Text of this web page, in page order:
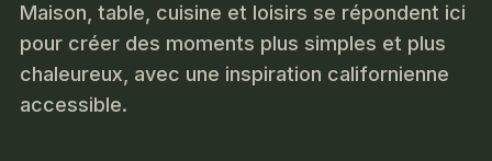
Maison, table, cuisine et loisirs se répondent ici
pour créer des moments plus simples et plus
chaleureux, avec une inspiration californienne
accessible.